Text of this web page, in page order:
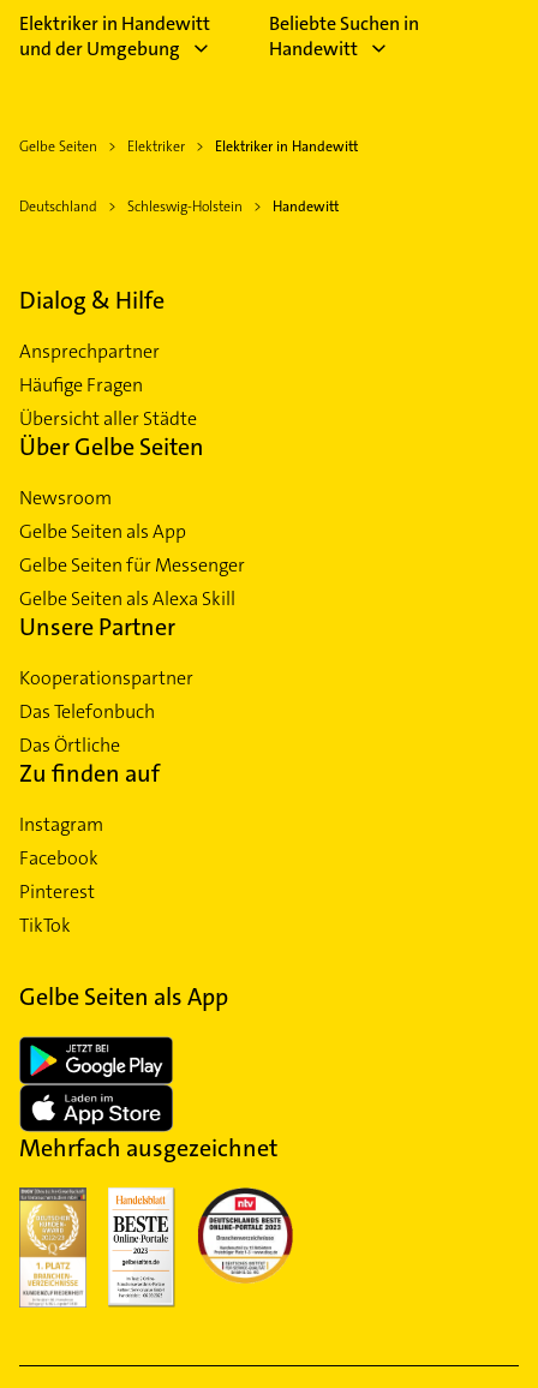
Elektriker in Handewitt
und der Umgebung
Beliebte Suchen in
Handewitt
Gelbe Seiten Elektriker Elektriker in Handewitt
Deutschland Schleswig-Holstein Handewitt
Dialog & Hilfe
Ansprechpartner
Häufige Fragen
Übersicht aller Städte
Über Gelbe Seiten
Newsroom
Gelbe Seiten als App
Gelbe Seiten für Messenger
Gelbe Seiten als Alexa Skill
Unsere Partner
Kooperationspartner
Das Telefonbuch
Das Örtliche
Zu finden auf
Instagram
Facebook
Pinterest
TikTok
Gelbe Seiten als App
Mehrfach ausgezeichnet